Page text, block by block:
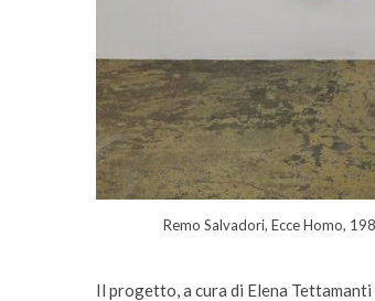
Remo Salvadori, Ecce Homo,
Il progetto, a cura di Elena